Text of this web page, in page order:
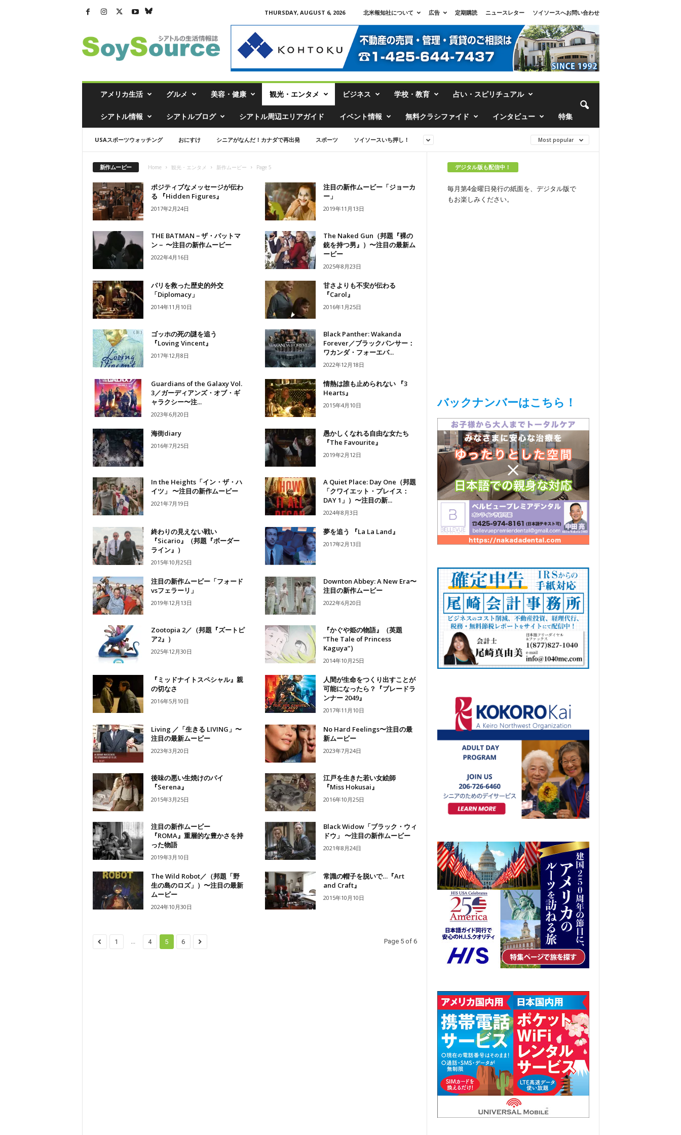
THURSDAY, AUGUST 6, 2026 北米報知社について 広告 定期購読 ニュースレター
ソイソースへお問い合わせ
ト
ル
イ
アメリカ生活 グルメ 美容・健康 観光・エンタメ ビジネス 学校・教育 占い・スピリチュアル
シアトル情報 シアトルブログ シアトル周辺エリアガイド イベント情報 無料クラシファイド インタビュー 特集
USAスポーツウォッチング おにすけ シニアがなんだ！カナダで再出発 スポーツ ソイソースいち押し！ Most popular
新作ムービー Home 観光・エンタメ 新作ムービー Page 5
ポジティブなメッセージが伝わ
る 『Hidden Figures』
2017年2月24日
注目の新作ムービー「ジョーカ
ー」
2019年11月13日
THE BATMAN－ザ・バットマ
ン－ 〜注目の新作ムービー
2022年4月16日
The Naked Gun（邦題『裸の
銃を持つ男』）〜注目の最新ム
ービー
2025年8月23日
パリを救った歴史的外交
「Diplomacy」
2014年11月10日
甘さよりも不安が伝わる
『Carol』
2016年1月25日
ゴッホの死の謎を追う
『Loving Vincent』
2017年12月8日
Black Panther: Wakanda
Forever／ブラックパンサー：
ワカンダ・フォーエバ...
2022年12月18日
Guardians of the Galaxy Vol.
3／ガーディアンズ・オブ・ギ
ャラクシー〜注...
2023年6月20日
情熱は誰も止められない 『3
Hearts』
2015年4月10日
海街diary
2016年7月25日
愚かしくなれる自由な女たち
『The Favourite』
2019年2月12日
In the Heights「イン・ザ・ハ
イツ」 〜注目の新作ムービー
2021年7月19日
A Quiet Place: Day One（邦題
「クワイエット・プレイス：
DAY 1」）〜注目の新...
2024年8月3日
終わりの見えない戦い
『Sicario』（邦題『ボーダー
ライン』）
2015年10月25日
夢を追う 『La La Land』
2017年2月13日
注目の新作ムービー「フォード
vsフェラーリ」
2019年12月13日
Downton Abbey: A New Era〜
注目の新作ムービー
2022年6月20日
Zootopia 2／（邦題『ズートピ
ア2』）
2025年12月30日
『かぐや姫の物語』（英題
“The Tale of Princess
Kaguya”）
2014年10月25日
『ミッドナイトスペシャル』親
の切なさ
2016年5月10日
人間が生命をつくり出すことが
可能になったら？『ブレードラ
ンナー 2049』
2017年11月10日
Living ／「生きる LIVING」〜
注目の最新ムービー
2023年3月20日
No Hard Feelings〜注目の最
新ムービー
2023年7月24日
後味の悪い生焼けのパイ
『Serena』
2015年3月25日
江戸を生きた若い女絵師
『Miss Hokusai』
2016年10月25日
注目の新作ムービー
『ROMA』重層的な豊かさを持
った物語
2019年3月10日
Black Widow「ブラック・ウィ
ドウ」 〜注目の新作ムービー
2021年8月24日
The Wild Robot／（邦題「野
生の島のロズ」）〜注目の最新
ムービー
2024年10月30日
常識の帽子を脱いで…『Art
and Craft』
2015年10月10日
1 ... 4 5 6 Page 5 of 6
デジタル版も配信中！
毎月第4金曜日発行の紙面を、デジタル版で
もお楽しみください。
バックナンバーはこちら！